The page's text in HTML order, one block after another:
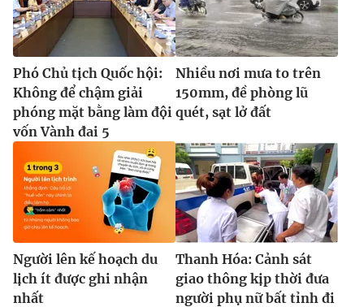
Phó Chủ tịch Quốc hội:
Không để chậm giải
phóng mặt bằng làm đội
vốn Vành đai 5
Nhiều nơi mưa to trên
150mm, đề phòng lũ
quét, sạt lở đất
Người lên kế hoạch du
lịch ít được ghi nhận
nhất
Thanh Hóa: Cảnh sát
giao thông kịp thời đưa
người phụ nữ bất tỉnh đi